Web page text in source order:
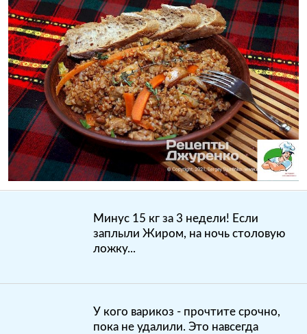
Минус 15 кг за 3 недели! Если
заплыли Жиром, на ночь столовую
ложку...
У кого варикоз - прочтите срочно,
пока не удалили. Это навсегда